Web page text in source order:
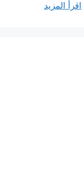
اقرأ المزيد